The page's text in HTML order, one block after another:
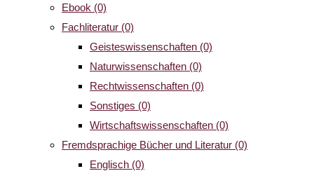
Ebook (0)
Fachliteratur (0)
Geisteswissenschaften (0)
Naturwissenschaften (0)
Rechtwissenschaften (0)
Sonstiges (0)
Wirtschaftswissenschaften (0)
Fremdsprachige Bücher und Literatur (0)
Englisch (0)